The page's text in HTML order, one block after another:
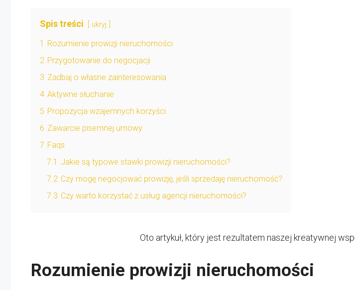
Spis treści ukryj
1 Rozumienie prowizji nieruchomości
2 Przygotowanie do negocjacji
3 Zadbaj o własne zainteresowania
4 Aktywne słuchanie
5 Propozycja wzajemnych korzyści
6 Zawarcie pisemnej umowy
7 Faqs
7.1 Jakie są typowe stawki prowizji nieruchomości?
7.2 Czy mogę negocjować prowizję, jeśli sprzedaję nieruchomość?
7.3 Czy warto korzystać z usług agencji nieruchomości?
Oto artykuł, który jest rezultatem naszej kreatywnej
Rozumienie prowizji nieruchomości